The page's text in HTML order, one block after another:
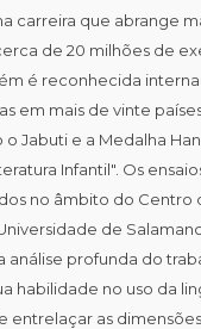
carreira que abrange
de 20 milhões de
é reconhecida
em mais de vinte
Jabuti e a Medalha
Infantil". Os
no âmbito do Centro
de
profunda do
habilidade no uso da
entrelaçar as